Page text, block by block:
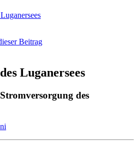
Beitrag
Luganersees
des